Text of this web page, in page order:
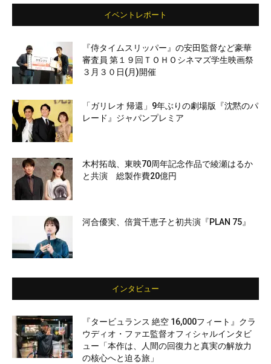
イベントレポート
『侍タイムスリッパー』の安田監督など豪華
審査員 第１９回ＴＯＨＯシネマズ学生映画祭
３月３０日(月)開催
「ガリレオ 帰還」9年ぶりの劇場版『沈黙のパ
レード』ジャパンプレミア
木村拓哉、東映70周年記念作品で綾瀬はるか
と共演 総製作費20億円
河合優実、倍賞千恵子と初共演『PLAN 75』
インタビュー
『タービュランス 絶空 16,000フィート』クラ
ウディオ・ファエ監督オフィシャルインタビ
ュー「本作は、人間の回復力と真実の解放力
の核心へと迫る旅」